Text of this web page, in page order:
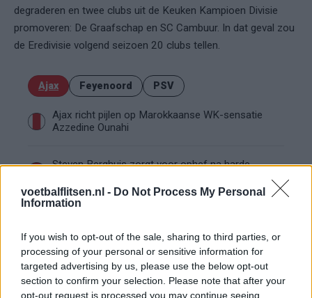
voetbalflitsen.nl - Do Not Process My Personal
Information
If you wish to opt-out of the sale, sharing to third parties, or
processing of your personal or sensitive information for
targeted advertising by us, please use the below opt-out
section to confirm your selection. Please note that after your
opt-out request is processed you may continue seeing
degraderen en twee clubs uit de Keuken Kampioen Divisie
promoveren: De Graafschap en SC Cambuur. In dat geval zou
de Eredivisie volgend seizoen 20 clubs tellen.
Ajax Feyenoord PSV
Ajax richt pijlen op Marokkaanse WK-sensatie
Azzedine Ounahi
Steven Berghuis zorgt voor ophef na harde
De terugkeer van Daley Blind past in een groter
plan van Ajax